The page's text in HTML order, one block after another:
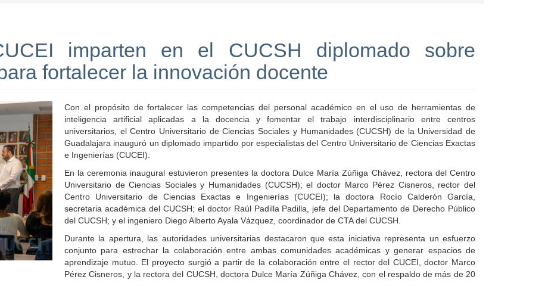
imparten en el CUCSH diplomado sobre
fortalecer la innovación docente
Con el propósito de fortalecer las competencias del personal académico en el uso de herramientas de
inteligencia artificial aplicadas a la docencia y fomentar el trabajo interdisciplinario entre centros
universitarios, el Centro Universitario de Ciencias Sociales y Humanidades (CUCSH) de la Universidad de
Guadalajara inauguró un diplomado impartido por especialistas del Centro Universitario de Ciencias Exactas
e Ingenierías (CUCEI).
En la ceremonia inaugural estuvieron presentes la doctora Dulce María Zúñiga Chávez, rectora del Centro
Universitario de Ciencias Sociales y Humanidades (CUCSH); el doctor Marco Pérez Cisneros, rector del
Centro Universitario de Ciencias Exactas e Ingenierías (CUCEI); la doctora Rocío Calderón García,
secretaria académica del CUCSH; el doctor Raúl Padilla Padilla, jefe del Departamento de Derecho Público
del CUCSH; y el ingeniero Diego Alberto Ayala Vázquez, coordinador de CTA del CUCSH.
Durante la apertura, las autoridades universitarias destacaron que esta iniciativa representa un esfuerzo
conjunto para estrechar la colaboración entre ambas comunidades académicas y generar espacios de
aprendizaje mutuo. El proyecto surgió a partir de la colaboración entre el rector del CUCEI, doctor Marco
Pérez Cisneros, y la rectora del CUCSH, doctora Dulce María Zúñiga Chávez, con el respaldo de más de 20